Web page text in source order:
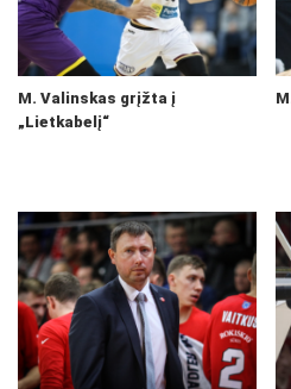
M. Valinskas grįžta į
„Lietkabelį“